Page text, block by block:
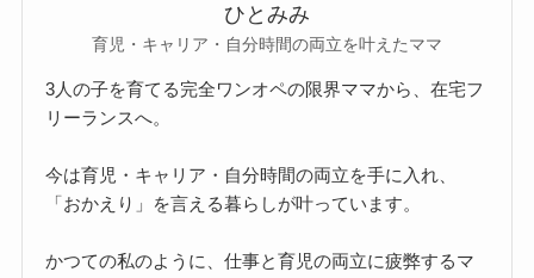
ひとみみ
育児・キャリア・自分時間の両立を叶えたママ
3人の子を育てる完全ワンオペの限界ママから、在宅フ
リーランスへ。
今は育児・キャリア・自分時間の両立を手に入れ、
「おかえり」を言える暮らしが叶っています。
かつての私のように、仕事と育児の両立に疲弊するマ